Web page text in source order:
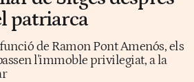
patriarca
de Ramon Pont Amenós, els
l'immoble privilegiat, a la